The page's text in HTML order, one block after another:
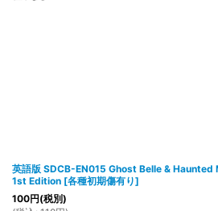
英語版 SDCB-EN015 Ghost Belle & Haunted
1st Edition [各種初期傷有り]
100円(税別)